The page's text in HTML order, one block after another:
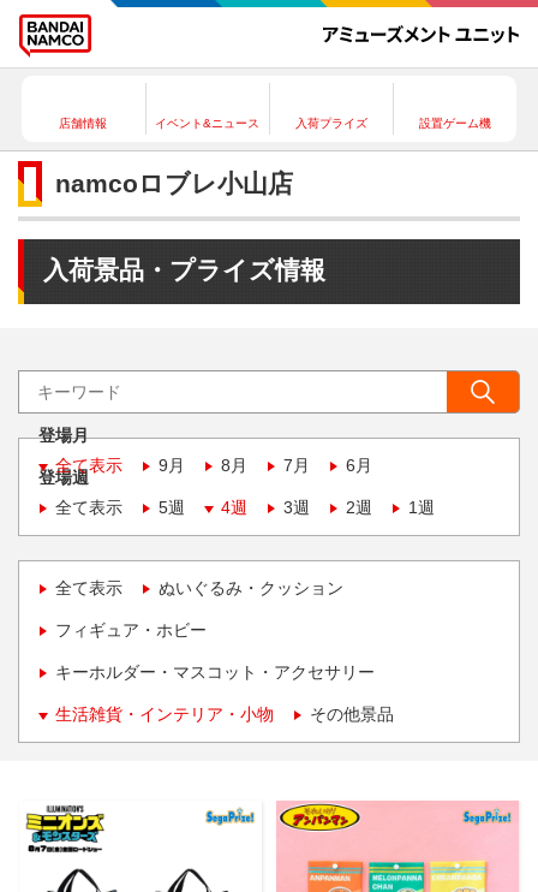
店舗情報 イベント&ニュース 入荷プライズ 設置ゲーム機
namcoロブレ小山店
入荷景品・プライズ情報
登場月
全て表示
9月 8月 7月 6月
登場週
全て表示
5週 4週 3週 2週 1週
全て表示 ぬいぐるみ・クッション
フィギュア・ホビー
キーホルダー・マスコット・アクセサリー
生活雑貨・インテリア・小物 その他景品